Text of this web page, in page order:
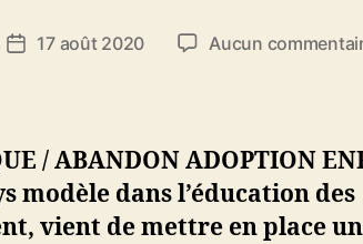
Date17 août 2020 Aucun
/ ABANDON ADOPTION
modèle dans l’éducation des
vient de mettre en place